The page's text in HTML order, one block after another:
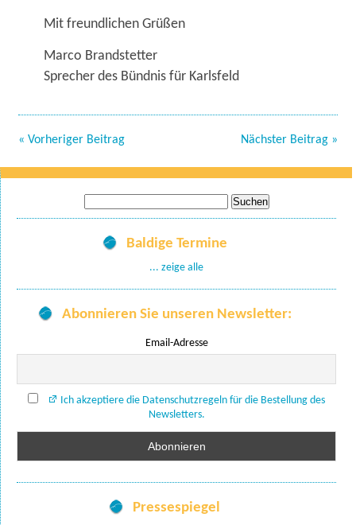
Mit freundlichen Grüßen
Marco Brandstetter
Sprecher des Bündnis für Karlsfeld
« Vorheriger Beitrag Nächster Beitrag »
nach:
Baldige Termine
... zeige alle
Abonnieren Sie unseren Newsletter:
Email-Adresse
Ich akzeptiere die Datenschutzregeln für die Bestellung des
Newsletters.
Pressespiegel